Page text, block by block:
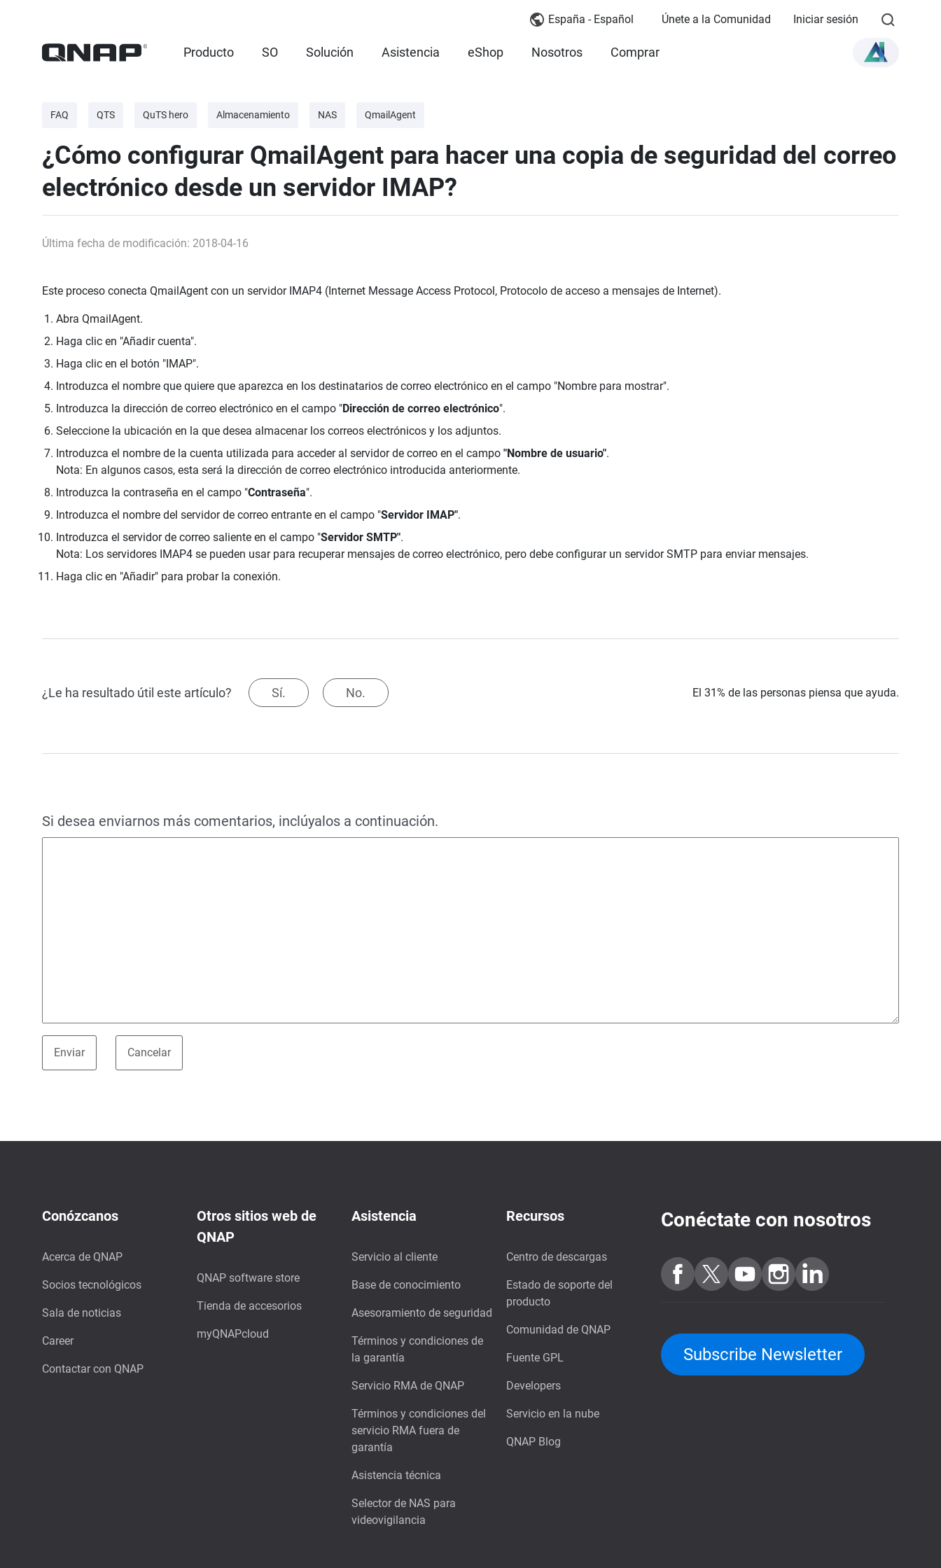
España - Español Únete a la Comunidad Iniciar sesión
Producto SO Solución Asistencia eShop Nosotros Comprar
FAQ QTS QuTS hero Almacenamiento NAS QmailAgent
¿Cómo configurar QmailAgent para hacer una copia de seguridad del correo
electrónico desde un servidor IMAP?
Última fecha de modificación: 2018-04-16
Este proceso conecta QmailAgent con un servidor IMAP4 (Internet Message Access Protocol, Protocolo de acceso a mensajes de Internet).
Abra QmailAgent.
Haga clic en "Añadir cuenta".
Haga clic en el botón "IMAP".
Introduzca el nombre que quiere que aparezca en los destinatarios de correo electrónico en el campo "Nombre para mostrar".
Introduzca la dirección de correo electrónico en el campo "Dirección de correo electrónico".
Seleccione la ubicación en la que desea almacenar los correos electrónicos y los adjuntos.
Introduzca el nombre de la cuenta utilizada para acceder al servidor de correo en el campo "Nombre de usuario".
Nota: En algunos casos, esta será la dirección de correo electrónico introducida anteriormente.
Introduzca la contraseña en el campo "Contraseña".
Introduzca el nombre del servidor de correo entrante en el campo "Servidor IMAP".
Introduzca el servidor de correo saliente en el campo "Servidor SMTP".
Nota: Los servidores IMAP4 se pueden usar para recuperar mensajes de correo electrónico, pero debe configurar un servidor SMTP para enviar mensajes.
Haga clic en "Añadir" para probar la conexión.
¿Le ha resultado útil este artículo? Sí. No. El 31% de las personas piensa que ayuda.
Si desea enviarnos más comentarios, inclúyalos a continuación.
Conózcanos
Acerca de QNAP
Socios tecnológicos
Sala de noticias
Career
Contactar con QNAP
Otros sitios web de
QNAP
QNAP software store
Tienda de accesorios
myQNAPcloud
Asistencia
Servicio al cliente
Base de conocimiento
Asesoramiento de seguridad
Términos y condiciones de
la garantía
Servicio RMA de QNAP
Términos y condiciones del
servicio RMA fuera de
garantía
Asistencia técnica
Selector de NAS para
videovigilancia
Recursos
Centro de descargas
Estado de soporte del
producto
Comunidad de QNAP
Fuente GPL
Developers
Servicio en la nube
QNAP Blog
Conéctate con nosotros
Subscribe Newsletter